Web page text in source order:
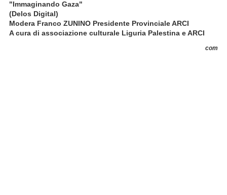
"Immaginando Gaza"
(Delos Digital)
Modera Franco ZUNINOPresidente Provinciale ARCI
A cura di associazione culturale Liguria Palestina e ARCI
com